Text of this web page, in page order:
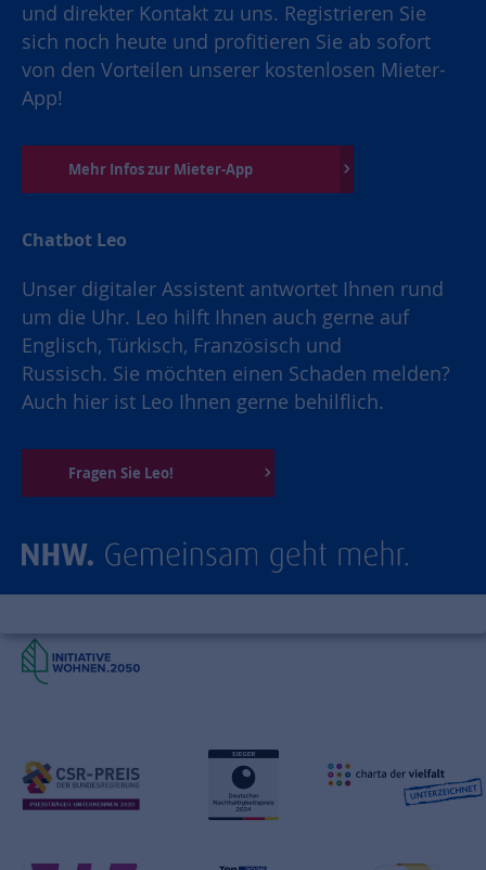
und direkter Kontakt zu uns. Registrieren Sie
sich noch heute und profitieren Sie ab sofort
von den Vorteilen unserer kostenlosen Mieter-
App!
Mehr Infos zur Mieter-App
Chatbot Leo
Unser digitaler Assistent antwortet Ihnen rund
um die Uhr. Leo hilft Ihnen auch gerne auf
Englisch, Türkisch, Französisch und
Russisch. Sie möchten einen Schaden melden?
Auch hier ist Leo Ihnen gerne behilflich.
Fragen Sie Leo!